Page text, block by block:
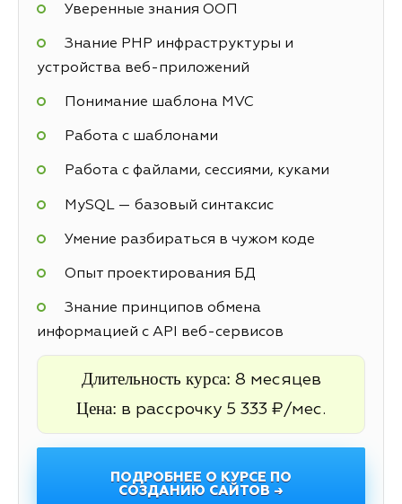
Уверенные знания ООП
Знание PHP инфраструктуры и
устройства веб-приложений
Понимание шаблона MVC
Работа с шаблонами
Работа с файлами, сессиями, куками
MySQL — базовый синтаксис
Умение разбираться в чужом коде
Опыт проектирования БД
Знание принципов обмена
информацией с API веб-сервисов
Длительность курса: 8 месяцев
Цена: в рассрочку 5 333 ₽/мес.
ПОДРОБНЕЕ О КУРСЕ ПО
СОЗДАНИЮ САЙТОВ →